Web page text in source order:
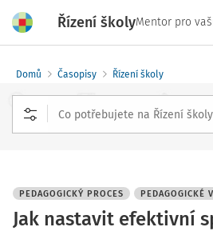
Řízení školyMentor pro
Domů Časopisy Řízení školy
PEDAGOGICKÝ PROCES PEDAGOGICKÉ
Jak nastavit efektivní